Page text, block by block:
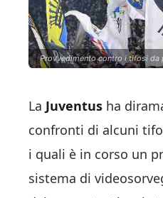
Provvedimento contro i tifosi da
La Juventus ha
confronti di alcuni
i quali è in corso un
sistema di